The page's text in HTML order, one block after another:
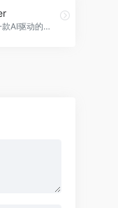
Robbie是一款AI驱动的编码伴侣，提供代码建议、错误检查、文档查询等功能，帮助开发者提高编码效率和质量，The Coder官网入口网址